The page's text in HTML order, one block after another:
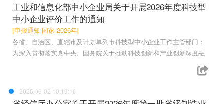
工业和信息化部中小企业局关于开展2026年度科技型
中小企业评价工作的通知
[申报通知-国家-2026年]
各省、自治区、直辖市及计划单列市科技型中小企业工作主管部门：
为深入贯彻落实党中央、国务院关于推动科技创新和产业创新深度融
2026-06-02 10:19:16